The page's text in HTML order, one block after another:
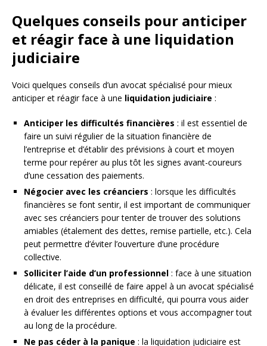
Quelques conseils pour anticiper
et réagir face à une liquidation
judiciaire
Voici quelques conseils d’un avocat spécialisé pour mieux
anticiper et réagir face à une liquidation judiciaire :
Anticiper les difficultés financières : il est essentiel de
faire un suivi régulier de la situation financière de
l’entreprise et d’établir des prévisions à court et moyen
terme pour repérer au plus tôt les signes avant-coureurs
d’une cessation des paiements.
Négocier avec les créanciers : lorsque les difficultés
financières se font sentir, il est important de communiquer
avec ses créanciers pour tenter de trouver des solutions
amiables (étalement des dettes, remise partielle, etc.). Cela
peut permettre d’éviter l’ouverture d’une procédure
collective.
Solliciter l’aide d’un professionnel : face à une situation
délicate, il est conseillé de faire appel à un avocat spécialisé
en droit des entreprises en difficulté, qui pourra vous aider
à évaluer les différentes options et vous accompagner tout
au long de la procédure.
Ne pas céder à la panique : la liquidation judiciaire est